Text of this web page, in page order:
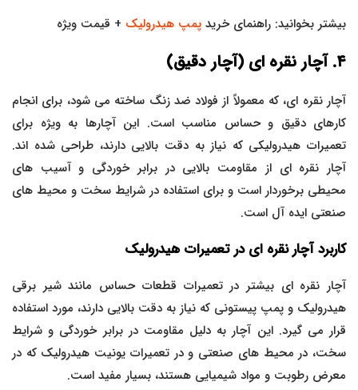
بیشتر بخوانید: راهنمای خرید پمپ هیدرولیک + قیمت ویژه
۴. آچار نقره ای (آچار دقیق)
آچار نقره ای، که معمولاً از فولاد ضد زنگ ساخته می شود، برای انجام
کارهای دقیق و حساس مناسب است. این آچارها به ویژه برای
تعمیرات هیدرولیکی که نیاز به دقت بالایی دارند، طراحی شده اند.
آچار نقره ای از مقاومت بالایی در برابر خوردگی و آسیب های
محیطی برخوردار است و برای استفاده در شرایط سخت و محیط های
صنعتی ایده آل است.
کاربرد آچار نقره ای در تعمیرات هیدرولیک
آچار نقره ای بیشتر در تعمیرات قطعات حساس مانند شیر برقی
هیدرولیک و پمپ پیستونی که نیاز به دقت بالایی دارند، مورد استفاده
قرار می گیرد. این آچار به دلیل مقاومت در برابر خوردگی و شرایط
سخت، در محیط های صنعتی و در تعمیرات یونیت هیدرولیک که در
معرض رطوبت و مواد شیمیایی هستند، بسیار مفید است.